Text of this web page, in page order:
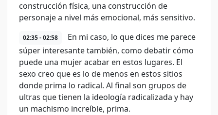
construcción física, una construcción de
personaje a nivel más emocional, más sensitivo.
02:35 - 02:58
En mi caso, lo que dices me parece
súper interesante también, como debatir cómo
puede una mujer acabar en estos lugares. El
sexo creo que es lo de menos en estos sitios
donde prima lo radical. Al final son grupos de
ultras que tienen la ideología radicalizada y hay
un machismo increíble, prima.